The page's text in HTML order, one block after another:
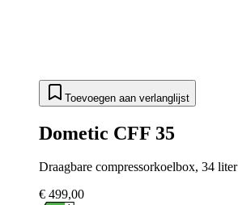
Toevoegen aan verlanglijst
Dometic CFF 35
Draagbare compressorkoelbox, 34 liter
€ 499,00